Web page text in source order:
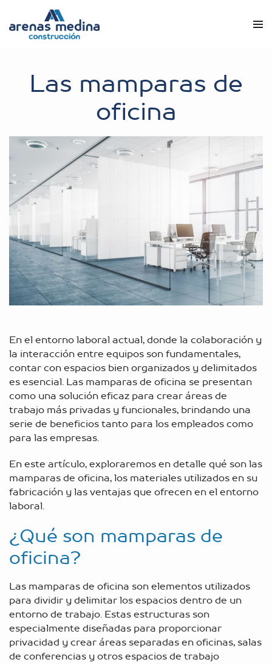
Las mamparas de
oficina
En el entorno laboral actual, donde la colaboración y
la interacción entre equipos son fundamentales,
contar con espacios bien organizados y delimitados
es esencial. Las mamparas de oficina se presentan
como una solución eficaz para crear áreas de
trabajo más privadas y funcionales, brindando una
serie de beneficios tanto para los empleados como
para las empresas.
En este artículo, exploraremos en detalle qué son las
mamparas de oficina, los materiales utilizados en su
fabricación y las ventajas que ofrecen en el entorno
laboral.
¿Qué son mamparas de
oficina?
Las mamparas de oficina son elementos utilizados
para dividir y delimitar los espacios dentro de un
entorno de trabajo. Estas estructuras son
especialmente diseñadas para proporcionar
privacidad y crear áreas separadas en oficinas, salas
de conferencias y otros espacios de trabajo